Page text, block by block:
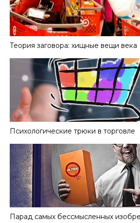
Теория заговора: хищные вещи века
Психологические трюки в торговле
Парад самых бессмысленных